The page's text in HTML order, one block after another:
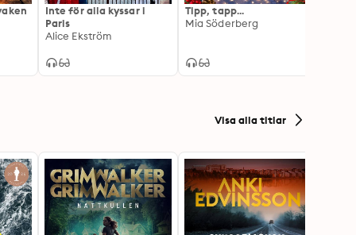
Inte för alla kyssar i
Paris
Alice Ekström
Tipp, tapp...
Mia Söderberg
Visa alla titlar